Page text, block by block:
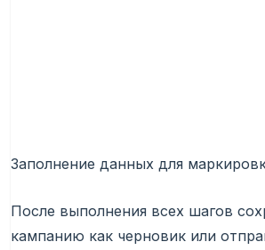
Заполнение данных для
После выполнения всех шагов
кампанию как черновик или